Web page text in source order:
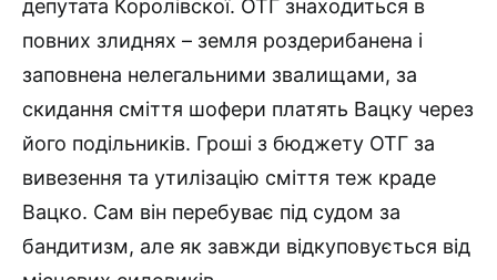
депутата Королівскої. ОТГ знаходиться в
повних злиднях – земля роздерибанена і
заповнена нелегальними звалищами, за
скидання сміття шофери платять Вацку через
його подільників. Гроші з бюджету ОТГ за
вивезення та утилізацію сміття теж краде
Вацко. Сам він перебуває під судом за
бандитизм, але як завжди відкуповується від